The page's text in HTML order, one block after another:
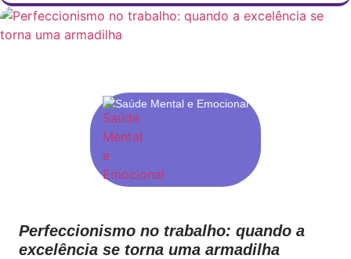
entendia os números e que tomava decisões com rapidez e clareza.
Esta visão não […]
Saúde Mental e Emocional
Perfeccionismo no trabalho: quando a
excelência se torna uma armadilha